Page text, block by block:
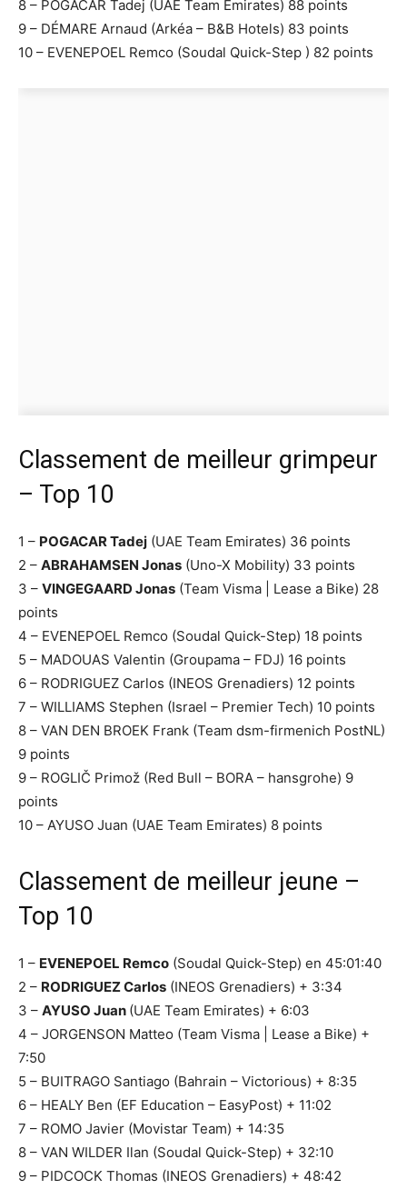
8 – POGACAR Tadej (UAE Team Emirates) 88 points
9 – DÉMARE Arnaud (Arkéa – B&B Hotels) 83 points
10 – EVENEPOEL Remco (Soudal Quick-Step ) 82 points
Classement de meilleur grimpeur
– Top 10
1 – POGACAR Tadej (UAE Team Emirates) 36 points
2 – ABRAHAMSEN Jonas (Uno-X Mobility) 33 points
3 – VINGEGAARD Jonas (Team Visma | Lease a Bike) 28
points
4 – EVENEPOEL Remco (Soudal Quick-Step) 18 points
5 – MADOUAS Valentin (Groupama – FDJ) 16 points
6 – RODRIGUEZ Carlos (INEOS Grenadiers) 12 points
7 – WILLIAMS Stephen (Israel – Premier Tech) 10 points
8 – VAN DEN BROEK Frank (Team dsm-firmenich PostNL)
9 points
9 – ROGLIČ Primož (Red Bull – BORA – hansgrohe) 9
points
10 – AYUSO Juan (UAE Team Emirates) 8 points
Classement de meilleur jeune –
Top 10
1 – EVENEPOEL Remco (Soudal Quick-Step) en 45:01:40
2 – RODRIGUEZ Carlos (INEOS Grenadiers) + 3:34
3 – AYUSO Juan (UAE Team Emirates) + 6:03
4 – JORGENSON Matteo (Team Visma | Lease a Bike) +
7:50
5 – BUITRAGO Santiago (Bahrain – Victorious) + 8:35
6 – HEALY Ben (EF Education – EasyPost) + 11:02
7 – ROMO Javier (Movistar Team) + 14:35
8 – VAN WILDER Ilan (Soudal Quick-Step) + 32:10
9 – PIDCOCK Thomas (INEOS Grenadiers) + 48:42